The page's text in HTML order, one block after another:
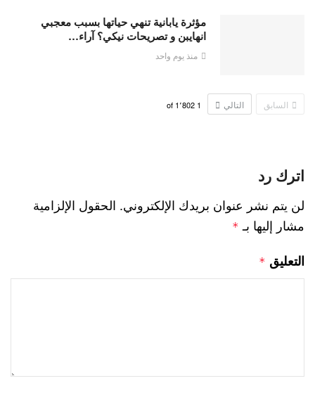
مؤثرة يابانية تنهي حياتها بسبب معجبي
انهايبن و تصريحات نيكي؟ آراء…
منذ يوم واحد
السابق التالي 1 1٬802
اترك رد
لن يتم نشر عنوان بريدك الإلكتروني. الحقول الإلزامية
مشار إليها بـ *
التعليق *